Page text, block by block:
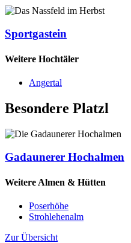
Sportgastein
Weitere Hochtäler
Angertal
Besondere Platzl
Gadaunerer Hochalmen
Weitere Almen & Hütten
Poserhöhe
Strohlehenalm
Zur Übersicht